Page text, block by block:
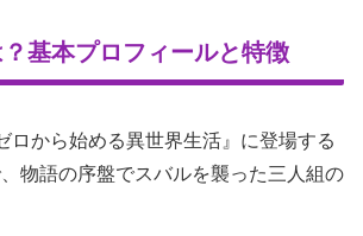
基本プロフィールと特徴
ロから始める異世界生活』に登場する
物語の序盤でスバルを襲った三人組の